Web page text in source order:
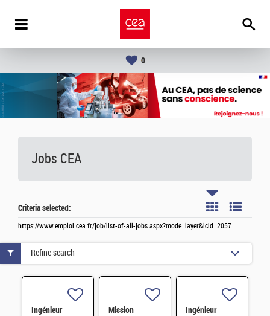
0
Jobs CEA
Criteria selected:
https://www.emploi.cea.fr/job/list-of-all-jobs.aspx?mode=layer&lcid=2057
Ingénieur
Mission
Ingénieur
Refine search